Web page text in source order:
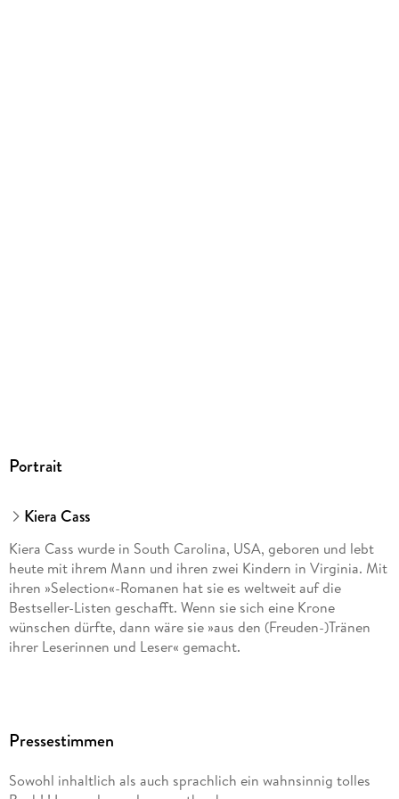
Portrait
Kiera Cass
Kiera Cass wurde in South Carolina, USA, geboren und lebt
heute mit ihrem Mann und ihren zwei Kindern in Virginia. Mit
ihren »Selection«-Romanen hat sie es weltweit auf die
Bestseller-Listen geschafft. Wenn sie sich eine Krone
wünschen dürfte, dann wäre sie »aus den (Freuden-)Tränen
ihrer Leserinnen und Leser« gemacht.
Pressestimmen
Sowohl inhaltlich als auch sprachlich ein wahnsinnig tolles